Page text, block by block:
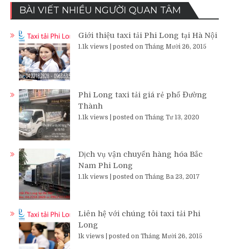
BÀI VIẾT NHIỀU NGƯỜI QUAN TÂM
Giới thiệu taxi tải Phi Long tại Hà Nội
1.1k views posted on Tháng Mười 26, 2015
Phi Long taxi tải giá rẻ phố Đường
Thành
1.1k views posted on Tháng Tư 13, 2020
Dịch vụ vận chuyển hàng hóa Bắc
Nam Phi Long
1.1k views posted on Tháng Ba 23, 2017
Liên hệ với chúng tôi taxi tải Phi
Long
1k views posted on Tháng Mười 26, 2015